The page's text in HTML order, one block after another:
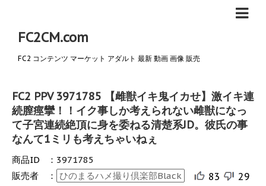
FC2CM.com
FC2 コンテンツ マーケット アダルト 最新 動画 画像 販売
FC2 PPV 3971785 【雌獣イキ鬼イカせ】激イキ連
続膣痙攣！！イク事しか考えられない雌獣になっ
て子宮連続絶頂に身を委ねる清楚系JD。彼氏の事
なんて1ミリも考えちゃいねぇ
商品ID ： 3971785
販売者
： ひのまるハメ撮り倶楽部Black 83 29